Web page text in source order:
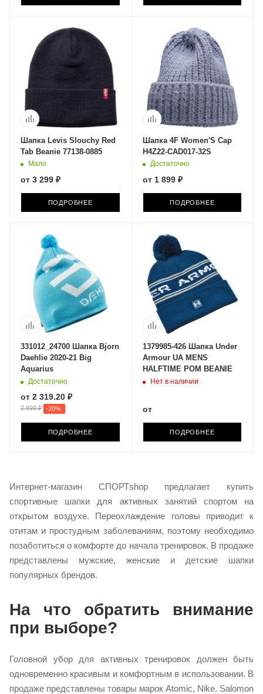
Шапка Levis Slouchy Red
Tab Beanie 77138-0885
Мало
от 3 299 ₽
ПОДРОБНЕЕ
Шапка 4F Women'S Cap
H4Z22-CAD017-32S
Достаточно
от 1 899 ₽
ПОДРОБНЕЕ
331012_24700 Шапка Bjorn
Daehlie 2020-21 Big
Aquarius
Достаточно
от 2 319.20 ₽
2 899 ₽ -20%
ПОДРОБНЕЕ
1379985-426 Шапка Under
Armour UA MENS
HALFTIME POM BEANIE
Нет в наличии
от
ПОДРОБНЕЕ
Интернет-магазин СПОРТshop предлагает купить
спортивные шапки для активных занятий спортом на
открытом воздухе. Переохлаждение головы приводит к
отитам и простудным заболеваниям, поэтому необходимо
позаботиться о комфорте до начала тренировок. В продаже
представлены мужские, женские и детские шапки
популярных брендов.
На что обратить внимание
при выборе?
Головной убор для активных тренировок должен быть
одновременно красивым и комфортным в использовании. В
продаже представлены товары марок Atomic, Nike. Salomon